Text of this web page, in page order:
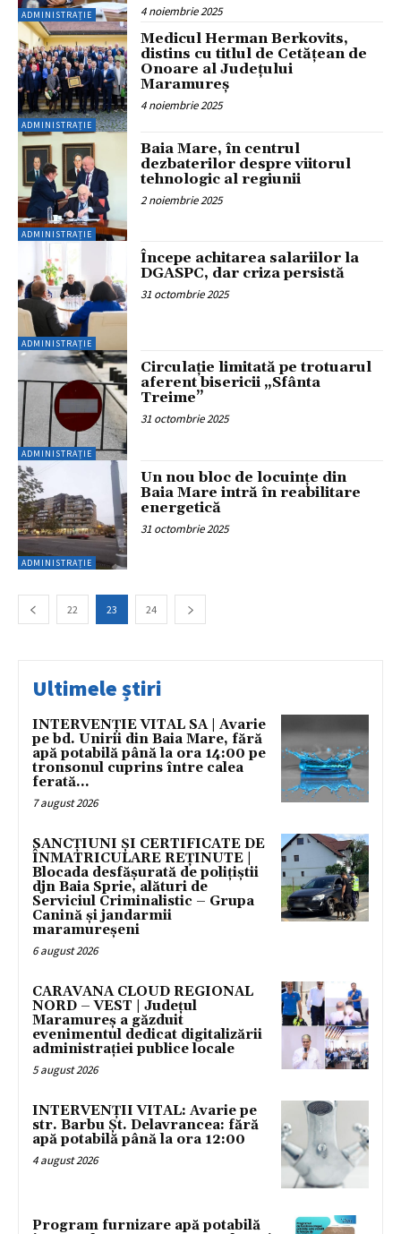
ADMINISTRAȚIE 4 noiembrie 2025
ADMINISTRAȚIE
Medicul Herman Berkovits,
distins cu titlul de Cetățean de
Onoare al Județului
Maramureș
4 noiembrie 2025
ADMINISTRAȚIE
Baia Mare, în centrul
dezbaterilor despre viitorul
tehnologic al regiunii
2 noiembrie 2025
ADMINISTRAȚIE
Începe achitarea salariilor la
DGASPC, dar criza persistă
31 octombrie 2025
ADMINISTRAȚIE
Circulație limitată pe trotuarul
aferent bisericii „Sfânta
Treime”
31 octombrie 2025
ADMINISTRAȚIE
Un nou bloc de locuințe din
Baia Mare intră în reabilitare
energetică
31 octombrie 2025
22 23 24
Ultimele știri
INTERVENȚIE VITAL SA | Avarie
pe bd. Unirii din Baia Mare, fără
apă potabilă până la ora 14:00 pe
tronsonul cuprins între calea
ferată...
7 august 2026
SANCȚIUNI ȘI CERTIFICATE DE
ÎNMATRICULARE REȚINUTE |
Blocada desfășurată de polițiștii
djn Baia Sprie, alături de
Serviciul Criminalistic – Grupa
Canină și jandarmii
maramureșeni
6 august 2026
CARAVANA CLOUD REGIONAL
NORD – VEST | Județul
Maramureș a găzduit
evenimentul dedicat digitalizării
administrației publice locale
5 august 2026
INTERVENȚII VITAL: Avarie pe
str. Barbu Șt. Delavrancea: fără
apă potabilă până la ora 12:00
4 august 2026
Program furnizare apă potabilă